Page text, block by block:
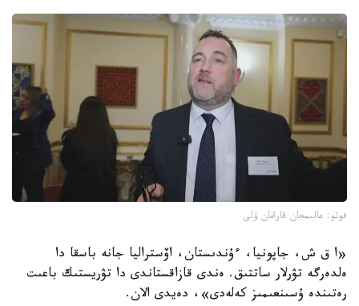
فوتو: عالىمجان قارامان ۇلى
«ا ق ش، جاپونيا، ءۇندىستان، اۆستراليا جانە باسقا دا
ەلدەرگە تۋرلار ساتتىق. ەندى قازاقستاندى دا تۋريستىك باعىت
رەتىندە ۇسىنعىمىز كەلەدى»، دەيدى الان.